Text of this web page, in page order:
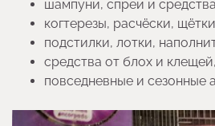
шампуни, спреи и
когтерезы, расчёски,
подстилки, лотки,
средства от блох и
повседневные и сезонные